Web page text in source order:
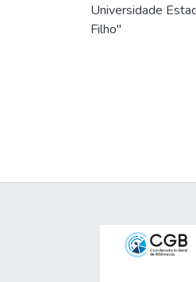
Universidade
Filho"